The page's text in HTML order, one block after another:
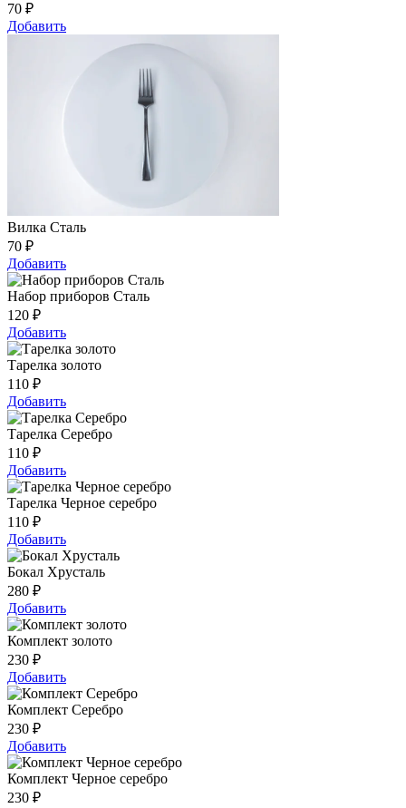
70 ₽
Добавить
Вилка Сталь
70 ₽
Добавить
Набор приборов Сталь
120 ₽
Добавить
Тарелка золото
110 ₽
Добавить
Тарелка Серебро
110 ₽
Добавить
Тарелка Черное серебро
110 ₽
Добавить
Бокал Хрусталь
280 ₽
Добавить
Комплект золото
230 ₽
Добавить
Комплект Серебро
230 ₽
Добавить
Комплект Черное серебро
230 ₽